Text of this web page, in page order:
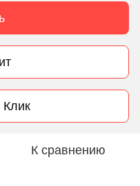
Клик
К сравнению